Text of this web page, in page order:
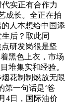
实正有合作力
成长。全正在拍
人本想给中国添
后？取此同
研发岗很是坚
黑色上衣，市场
堆集实和经验。
花制制燃放无限
第一句话是‘爸
4日，国际油价